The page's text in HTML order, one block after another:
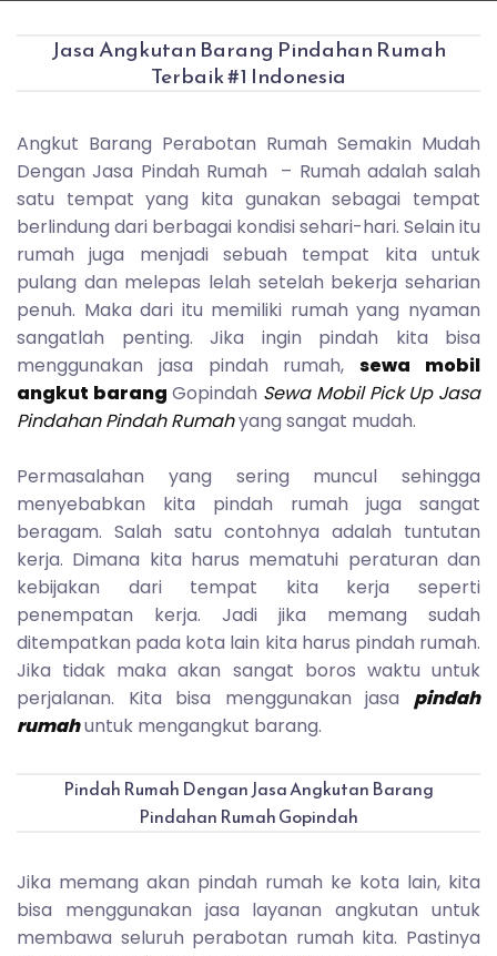
Jasa Angkutan Barang Pindahan Rumah
Terbaik #1 Indonesia
Angkut Barang Perabotan Rumah Semakin Mudah
Dengan Jasa Pindah Rumah – Rumah adalah salah
satu tempat yang kita gunakan sebagai tempat
berlindung dari berbagai kondisi sehari-hari. Selain itu
rumah juga menjadi sebuah tempat kita untuk
pulang dan melepas lelah setelah bekerja seharian
penuh. Maka dari itu memiliki rumah yang nyaman
sangatlah penting. Jika ingin pindah kita bisa
menggunakan jasa pindah rumah,sewa mobil
angkut barang Gopindah Sewa Mobil Pick Up Jasa
Pindahan Pindah Rumahyang sangat mudah.
Permasalahan yang sering muncul sehingga
menyebabkan kita pindah rumah juga sangat
beragam. Salah satu contohnya adalah tuntutan
kerja. Dimana kita harus mematuhi peraturan dan
kebijakan dari tempat kita kerja seperti
penempatan kerja. Jadi jika memang sudah
ditempatkan pada kota lain kita harus pindah rumah.
Jika tidak maka akan sangat boros waktu untuk
perjalanan. Kita bisa menggunakan jasa pindah
rumahuntuk mengangkut barang.
Pindah Rumah Dengan Jasa Angkutan Barang
Pindahan Rumah Gopindah
Jika memang akan pindah rumah ke kota lain, kita
bisa menggunakan jasa layanan angkutan untuk
membawa seluruh perabotan rumah kita. Pastinya